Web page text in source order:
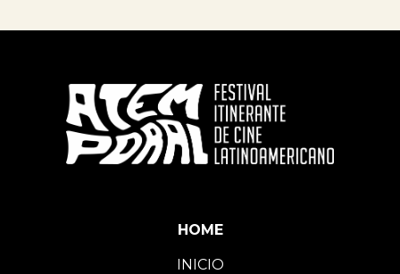
HOME
INICIO